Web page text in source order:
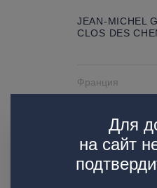
Для
на сайт
JEAN-MICHEL
CLOS DES
Франция